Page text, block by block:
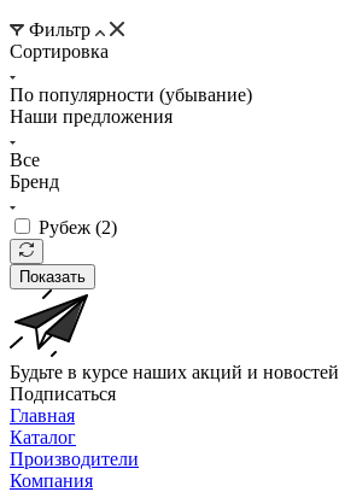
Фильтр
Сортировка
По популярности (убывание)
Наши предложения
Все
Бренд
Рубеж (2)
Показать
Будьте в курсе наших акций и новостей
Подписаться
Главная
Каталог
Производители
Компания